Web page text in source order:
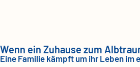
Wenn ein Zuhause zum
Eine Familie kämpft um ihr Leben im